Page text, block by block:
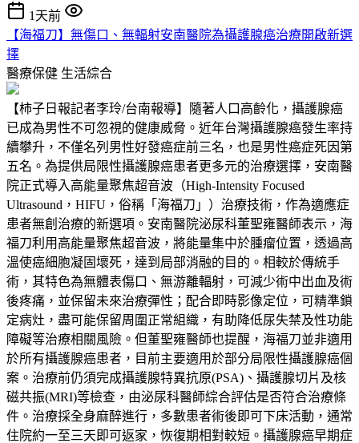
1天前
【海福刀】無傷口、無輻射安南醫院為攝護腺癌治療開啟新選
擇
醫療保健 生活綜合
【柿子日報記者李玲/台南報導】隨著人口高齡化，攝護腺癌
已成為男性不可忽視的健康威脅。近年台灣攝護腺癌發生率持
續攀升，不僅名列男性好發癌症前三名，也是男性癌症死因第
五名。為提供局限性攝護腺癌患者更多元的治療選擇，安南醫
院正式導入高能量聚焦超音波（High-Intensity Focused
Ultrasound，HIFU，俗稱「海福刀」）治療技術，作為適應症
患者無創治療的新選項。安南醫院泌尿科董聖雍醫師表示，海
福刀利用高能量聚焦超音波，將能量集中於腫瘤位置，透過高
溫使癌細胞凝固壞死，達到局部消融的目的。相較於傳統手
術，其特色為無體表傷口、無游離輻射，可減少術中出血及術
後疼痛，並保留未來治療彈性；配合即時影像定位，可精準鎖
定病灶，盡可能保留周圍正常組織，有助降低尿失禁及性功能
障礙等治療相關風險。但董聖雍醫師也提醒，海福刀並非適用
於所有攝護腺癌患者，目前主要適用於部分局限性攝護腺癌個
案。治療前仍須完成攝護腺特異抗原(PSA)、攝護腺切片及核
磁共振(MRI)等檢查，由泌尿科醫師綜合評估是否符合治療條
件。治療採全身麻醉進行，多數患者術後即可下床活動，通常
住院約一至三天即可返家，恢復期相對較短。攝護腺癌早期症